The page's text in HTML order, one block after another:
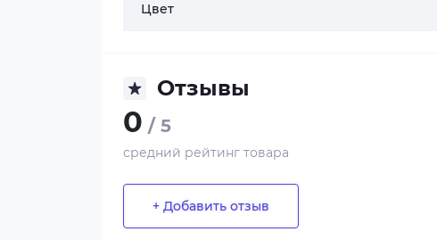
Цвет
Отзывы
0 / 5
средний рейтинг товара
+ Добавить отзыв